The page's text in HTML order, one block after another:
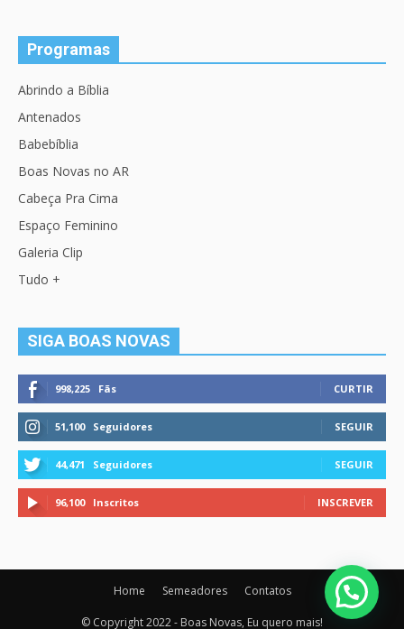
Programas
Abrindo a Bíblia
Antenados
Babebíblia
Boas Novas no AR
Cabeça Pra Cima
Espaço Feminino
Galeria Clip
Tudo +
SIGA BOAS NOVAS
998,225 Fãs CURTIR
51,100 Seguidores SEGUIR
44,471 Seguidores SEGUIR
96,100 Inscritos INSCREVER
Home Semeadores Contatos
© Copyright 2022 - Boas Novas, Eu quero mais!